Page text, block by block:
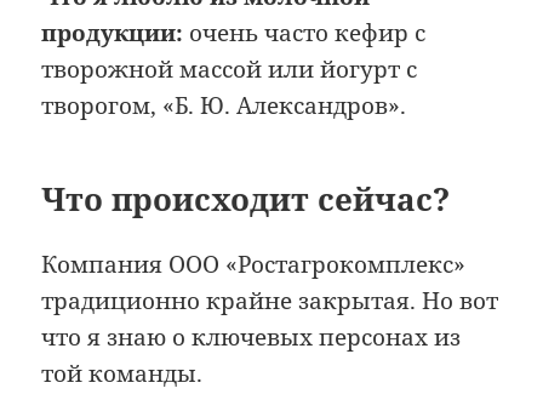
продукции: очень часто кефир с
творожной массой или йогурт с
творогом, «Б. Ю. Александров».
Что происходит сейчас?
Компания ООО «Ростагрокомплекс»
традиционно крайне закрытая. Но вот
что я знаю о ключевых персонах из
той команды.